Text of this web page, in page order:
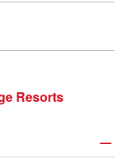
Resorts
—